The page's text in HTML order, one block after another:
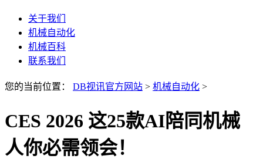
关于我们
机械自动化
机械百科
联系我们
您的当前位置： DB视讯官方网站 > 机械自动化 >
CES 2026 这25款AI陪同机械
人你必需领会！